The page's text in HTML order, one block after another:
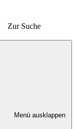
Zur Suche
Menü ausklappen